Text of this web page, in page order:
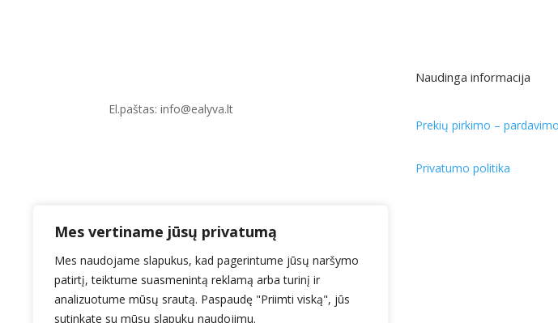
Mes vertiname jūsų privatumą
Mes naudojame slapukus, kad pagerintume jūsų naršymo
patirtį, teiktume suasmenintą reklamą arba turinį ir
analizuotume mūsų srautą. Paspaudę "Priimti viską", jūs
sutinkate su mūsų slapukų naudojimu.
El.paštas: info@ealyva.lt
Naudinga informacija
Prekių pirkimo –
Privatumo politika
© 2024 UAB „ealyva“. Visos teisės saugomos.